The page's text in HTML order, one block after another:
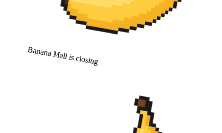
Banana Mall is closing